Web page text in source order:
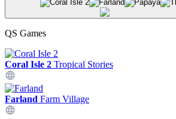
QS Games
Coral Isle 2 Tropical Stories
Farland Farm Village